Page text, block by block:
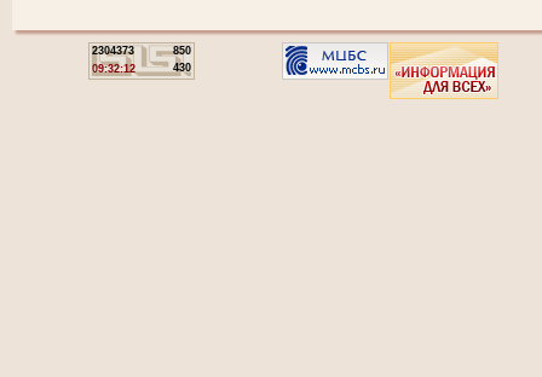
2304373
850
09:32:12
430